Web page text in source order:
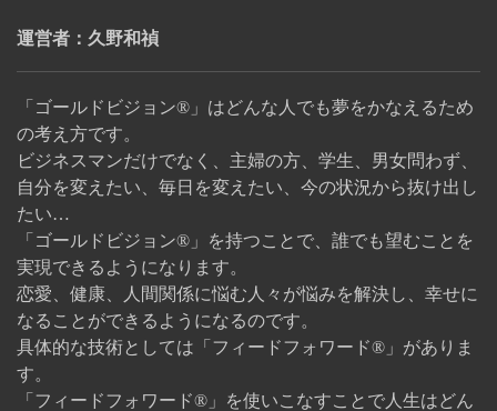
運営者：久野和禎
「ゴールドビジョン®」はどんな人でも夢をかなえるため
の考え方です。
ビジネスマンだけでなく、主婦の方、学生、男女問わず、
自分を変えたい、毎日を変えたい、今の状況から抜け出し
たい…
「ゴールドビジョン®」を持つことで、誰でも望むことを
実現できるようになります。
恋愛、健康、人間関係に悩む人々が悩みを解決し、幸せに
なることができるようになるのです。
具体的な技術としては「フィードフォワード®」がありま
す。
「フィードフォワード®」を使いこなすことで人生はどん